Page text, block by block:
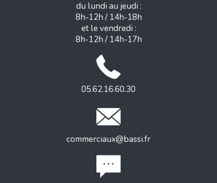
du lundi au jeudi :
8h-12h / 14h-18h
et le vendredi :
8h-12h / 14h-17h
05.62.16.60.30
commerciaux@bassi.fr